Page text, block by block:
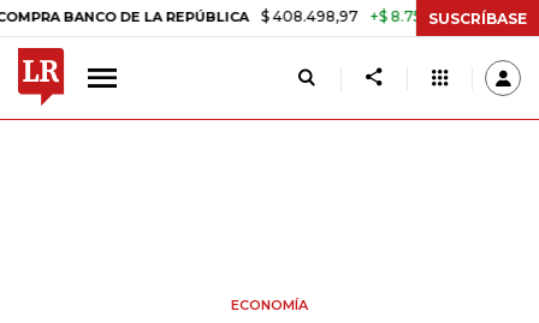
DE LA REPÚBLICA $ 408.498,97 +$ 8.753,81 +2,19% TASA DE
SUSCRÍBASE
ECONOMÍA